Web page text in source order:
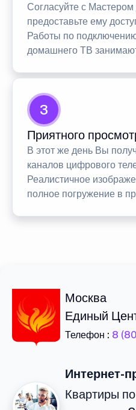
Согласуйте с
предоставьте ему
Работы по
домашнего ТВ
3
Приятного
В этот же день Вы
каналов цифрового
Реалистичное
полное погружение в
Москва
Единый
Телефон : 8
Интернет-
Квартиры